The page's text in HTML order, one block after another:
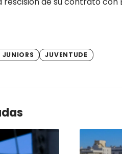
JUNIORS JUVENTUDE